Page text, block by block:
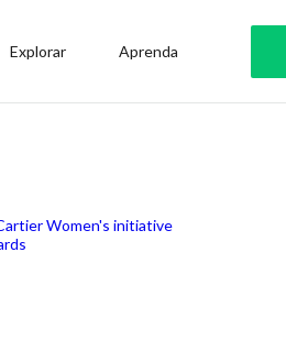
Explorar Aprenda